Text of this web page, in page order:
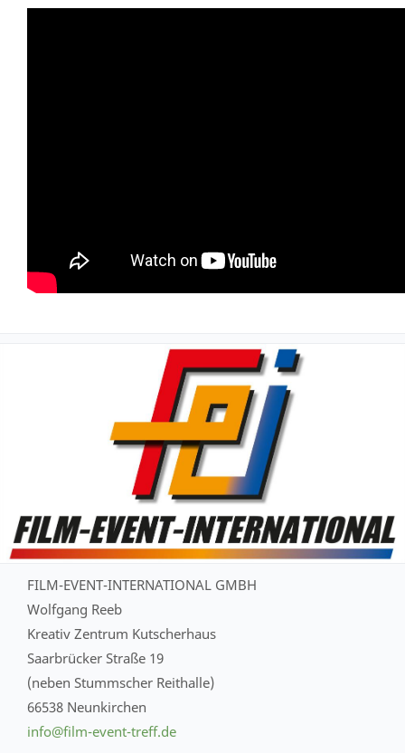
FILM-EVENT-INTERNATIONAL GMBH
Wolfgang Reeb
Kreativ Zentrum Kutscherhaus
Saarbrücker Straße 19
(neben Stummscher Reithalle)
66538 Neunkirchen
info@film-event-treff.de